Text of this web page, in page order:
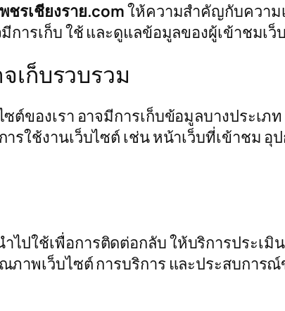
ชรเชียงราย.comให้ความสำคัญกับความ
การเก็บ ใช้ และดูแลข้อมูลของผู้เข้าชมเว็
เก็บรวบรวม
ซต์ของเรา อาจมีการเก็บข้อมูลบางประ
รใช้งานเว็บไซต์ เช่น หน้าเว็บที่เข้าชม
ไปใช้เพื่อการติดต่อกลับ ให้บริการประเ
ภาพเว็บไซต์ การบริการ และประสบการ